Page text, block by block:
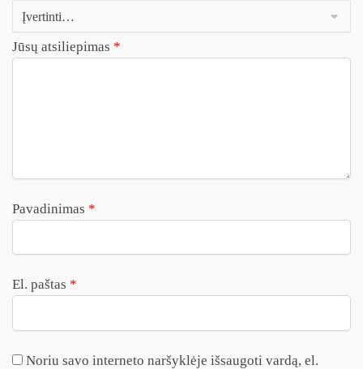
Jūsų atsiliepimas *
Pavadinimas *
El. paštas *
Noriu savo interneto naršyklėje išsaugoti vardą, el.